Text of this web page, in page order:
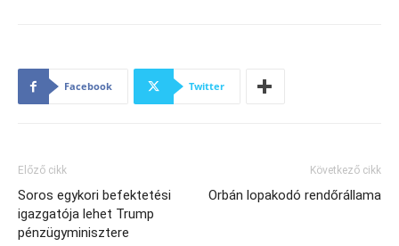
Facebook Twitter
Előző cikk
Soros egykori befektetési
igazgatója lehet Trump
pénzügyminisztere
Következő cikk
Orbán lopakodó rendőrállama